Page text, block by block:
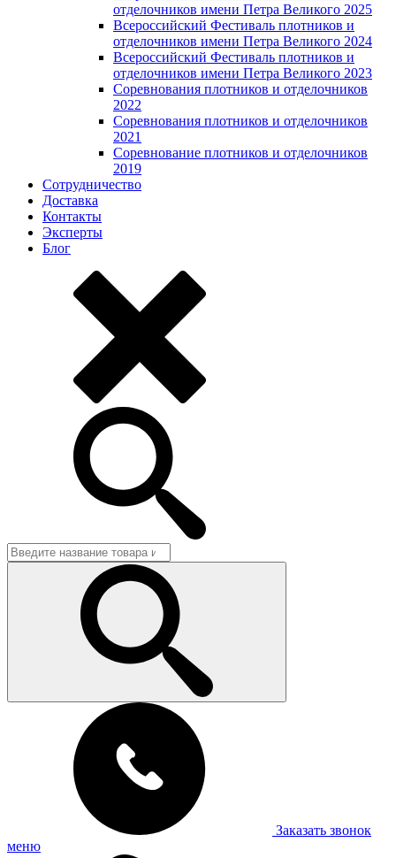
отделочников имени Петра Великого 2025
Всероссийский Фестиваль плотников и
отделочников имени Петра Великого 2024
Всероссийский Фестиваль плотников и
отделочников имени Петра Великого 2023
Соревнования плотников и отделочников
2022
Соревнования плотников и отделочников
2021
Соревнование плотников и отделочников
2019
Сотрудничество
Доставка
Контакты
Эксперты
Блог
Заказать звонок
меню